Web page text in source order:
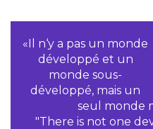
«Il n‘y a pas un monde
développé et un
monde sous-
développé, mais un
seul monde
"There is not one